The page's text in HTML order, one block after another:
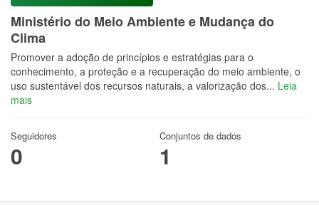
Ministério do Meio Ambiente e Mudança do
Clima
Promover a adoção de princípios e estratégias para o
conhecimento, a proteção e a recuperação do meio ambiente, o
uso sustentável dos recursos naturais, a valorização dos... Leia
mais
Seguidores
0
Conjuntos de dados
1